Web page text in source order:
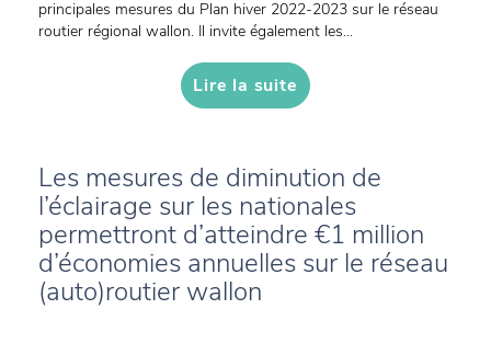
principales mesures du Plan hiver 2022-2023 sur le réseau
routier régional wallon. Il invite également les...
Lire la suite
Les mesures de diminution de
l’éclairage sur les nationales
permettront d’atteindre €1 million
d’économies annuelles sur le réseau
(auto)routier wallon